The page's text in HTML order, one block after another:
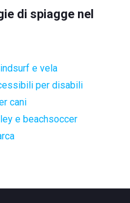
di spiagge nel
e vela
per disabili
cani
e beachsoccer